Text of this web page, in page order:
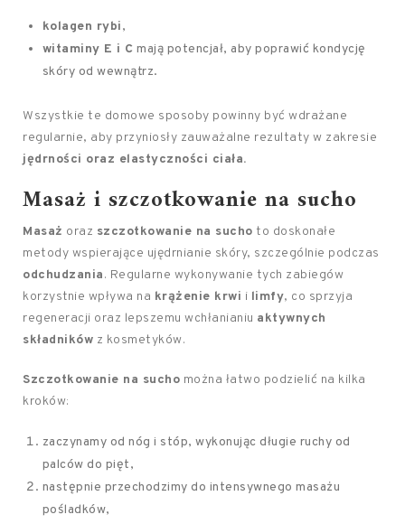
kolagen rybi,
witaminy E i C mają potencjał, aby poprawić kondycję
skóry od wewnątrz.
Wszystkie te domowe sposoby powinny być wdrażane
regularnie, aby przyniosły zauważalne rezultaty w zakresie
jędrności oraz elastyczności ciała.
Masaż i szczotkowanie na sucho
Masaż oraz szczotkowanie na sucho to doskonałe
metody wspierające ujędrnianie skóry, szczególnie podczas
odchudzania. Regularne wykonywanie tych zabiegów
korzystnie wpływa na krążenie krwi i limfy, co sprzyja
regeneracji oraz lepszemu wchłanianiu aktywnych
składników z kosmetyków.
Szczotkowanie na sucho można łatwo podzielić na kilka
kroków:
zaczynamy od nóg i stóp, wykonując długie ruchy od
palców do pięt,
następnie przechodzimy do intensywnego masażu
pośladków,